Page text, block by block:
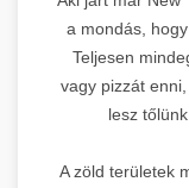
a mondás,
Teljesen
vagy pizzát
lesz
A zöld területek